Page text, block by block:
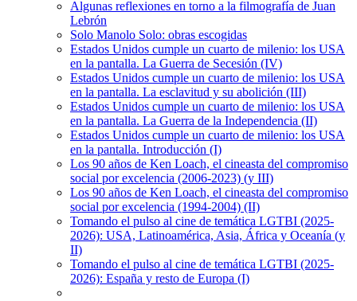
Algunas reflexiones en torno a la filmografía de Juan
Lebrón
Solo Manolo Solo: obras escogidas
Estados Unidos cumple un cuarto de milenio: los USA
en la pantalla. La Guerra de Secesión (IV)
Estados Unidos cumple un cuarto de milenio: los USA
en la pantalla. La esclavitud y su abolición (III)
Estados Unidos cumple un cuarto de milenio: los USA
en la pantalla. La Guerra de la Independencia (II)
Estados Unidos cumple un cuarto de milenio: los USA
en la pantalla. Introducción (I)
Los 90 años de Ken Loach, el cineasta del compromiso
social por excelencia (2006-2023) (y III)
Los 90 años de Ken Loach, el cineasta del compromiso
social por excelencia (1994-2004) (II)
Tomando el pulso al cine de temática LGTBI (2025-
2026): USA, Latinoamérica, Asia, África y Oceanía (y
II)
Tomando el pulso al cine de temática LGTBI (2025-
2026): España y resto de Europa (I)